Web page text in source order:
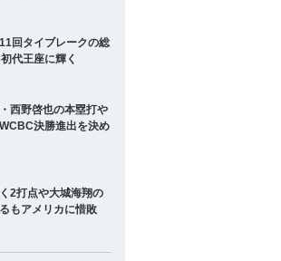
回タイブレークの総
代王座に輝く
西野啓也の本塁打や
決勝進出を決め
2打点や大城海翔の
もアメリカに惜敗